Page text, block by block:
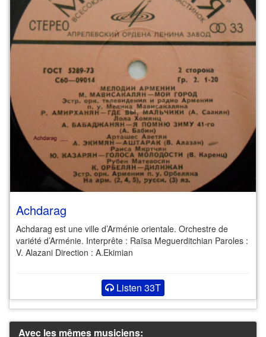
Achdarag
Achdarag est une ville d’Arménie orientale. Orchestre de
variété d’Arménie. Interprête : Raïsa Meguerditchian Paroles :
V. Alazani Direction : A.Ekimian
Listen 33T
Avec les mêmes musiciens: